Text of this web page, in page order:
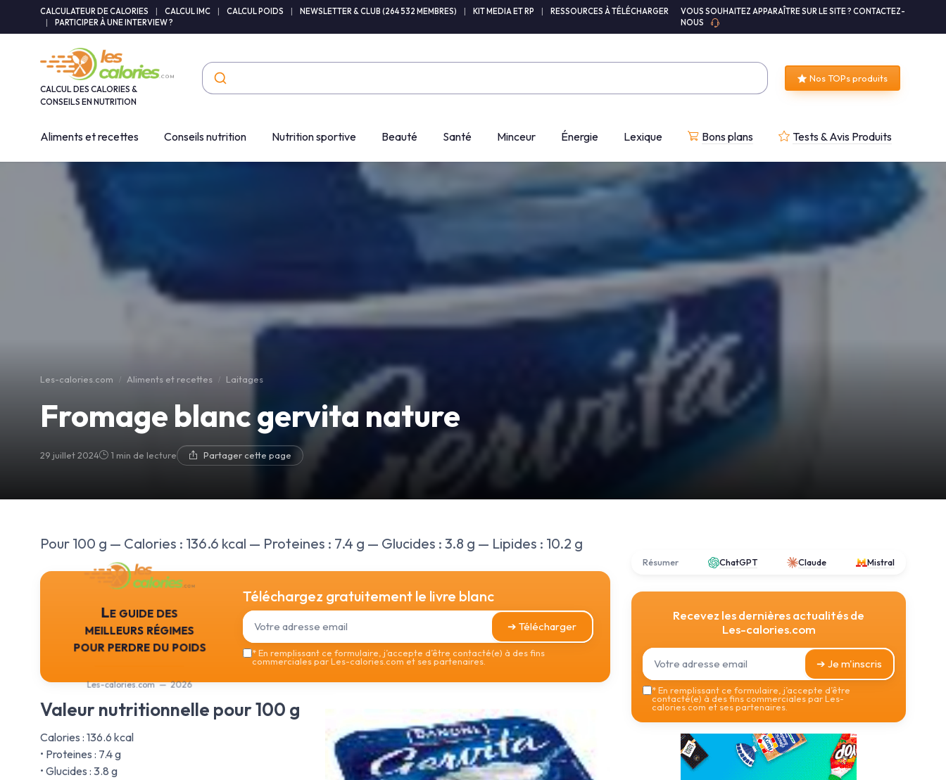
CALCULATEUR DE CALORIES CALCUL IMC CALCUL POIDS NEWSLETTER & CLUB (264 532 MEMBRES) KIT MEDIA ET RP
RESSOURCES À TÉLÉCHARGER
PARTICIPER À UNE INTERVIEW ?
VOUS SOUHAITEZ APPARAÎTRE SUR LE SITE ? CONTACTEZ-
NOUS
CALCUL DES CALORIES &
CONSEILS EN NUTRITION
Nos TOPs produits
Aliments et recettes Conseils nutrition Nutrition sportive Beauté Santé Minceur Énergie Lexique Bons plans Tests & Avis Produits
Les-calories.com Aliments et recettes Laitages
Fromage blanc gervita nature
29 juillet 2024 1 min de lecture Partager cette page
Pour 100 g — Calories : 136.6 kcal — Proteines : 7.4 g — Glucides : 3.8 g — Lipides : 10.2 g
Le guide des
meilleurs régimes
pour perdre du poids
Les-calories.com — 2026
Téléchargez gratuitement le livre blanc
➔ Télécharger
*En remplissant ce formulaire, j’accepte d’être contacté(e) à des fins
commerciales par Les-calories.com et ses partenaires.
Valeur nutritionnelle pour 100 g
Calories : 136.6 kcal
• Proteines : 7.4 g
• Glucides : 3.8 g
Résumer ChatGPT Claude Mistral
Recevez les dernières actualités de
Les-calories.com
➔ Je m'inscris
*En remplissant ce formulaire, j’accepte d’être
contacté(e) à des fins commerciales par Les-
calories.com et ses partenaires.
Panneau de gestion des cookies